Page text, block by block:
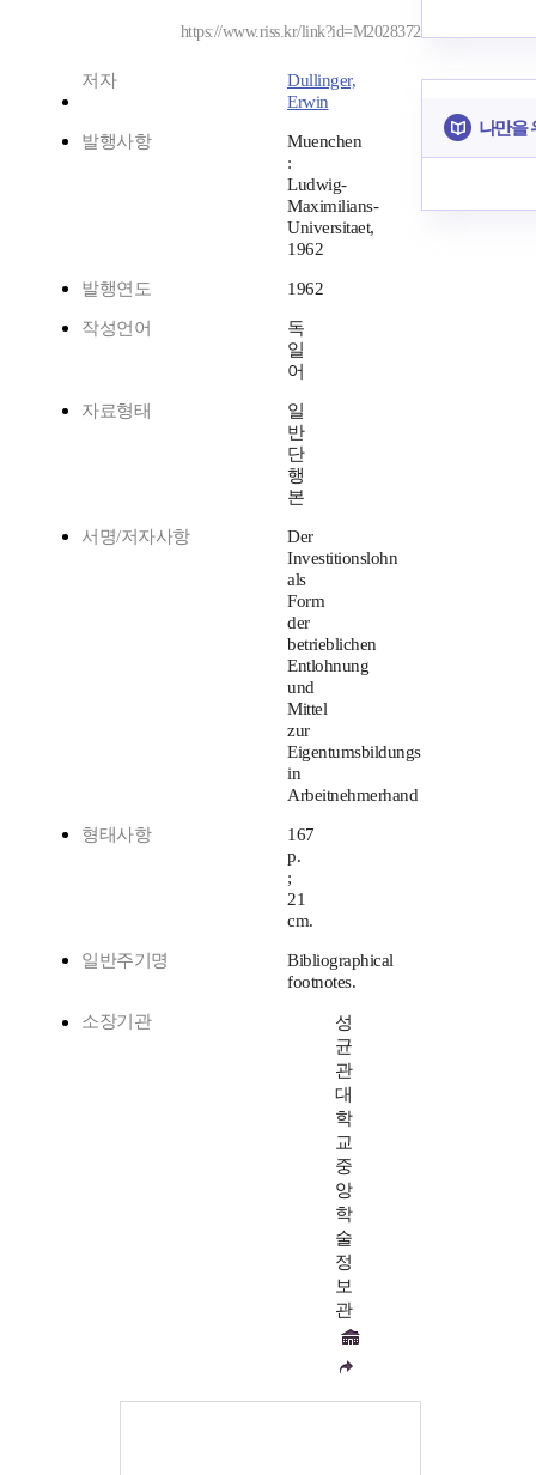
https://www.riss.kr/link?id=M2028372
저자
Dullinger,
Erwin
발행사항
Muenchen
:
Ludwig-
Maximilians-
Universitaet,
1962
발행연도 1962
작성언어
독
일
어
자료형태
일
반
단
행
본
서명/저자사항
Der
Investitionslohn
als
Form
der
betrieblichen
Entlohnung
und
Mittel
zur
Eigentumsbildungs
in
Arbeitnehmerhand
형태사항
167
p.
;
21
cm.
일반주기명
Bibliographical
footnotes.
소장기관
성
균
관
대
학
교
중
앙
학
술
정
보
관
나만을